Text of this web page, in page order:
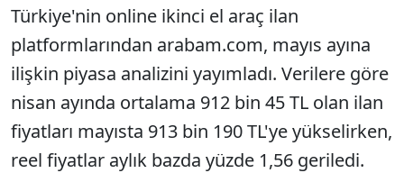
Türkiye'nin online ikinci el araç ilan
platformlarından arabam.com, mayıs ayına
ilişkin piyasa analizini yayımladı. Verilere göre
nisan ayında ortalama 912 bin 45 TL olan ilan
fiyatları mayısta 913 bin 190 TL'ye yükselirken,
reel fiyatlar aylık bazda yüzde 1,56 geriledi.